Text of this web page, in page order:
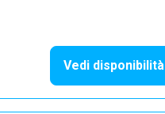
Vedi disponibilità